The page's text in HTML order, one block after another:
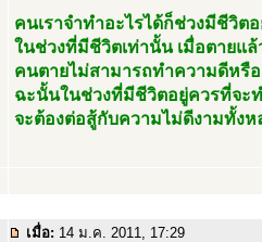
คนเราจำทำอะไรได้ก็ช่วงมีชีวิต
ในช่วงที่มีชีวิตเท่านั้น เมื่อตายแ
คนตายไม่สามารถทำความดีหรือ
ฉะนั้นในช่วงที่มีชีวิตอยู่ควรที่จะ
จะต้องต่อสู้กับความไม่ดีงามทั้งห
เมื่อ: 14 ม.ค. 2011, 17:29